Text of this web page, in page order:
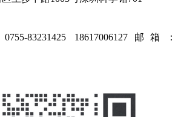
0755-83231425 18617006127 邮箱：